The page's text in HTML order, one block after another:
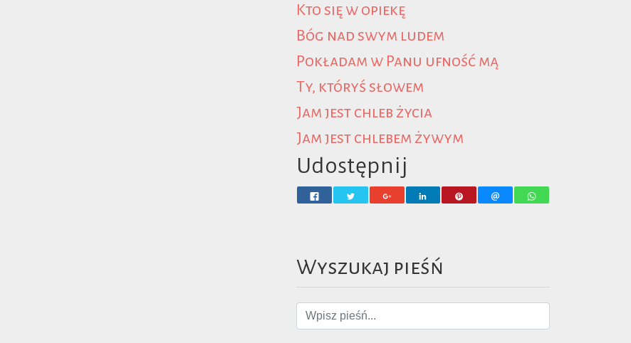
Kto się w opiekę
Bóg nad swym ludem
Pokładam w Panu ufność mą
Ty, któryś słowem
Jam jest chleb życia
Jam jest chlebem żywym
Udostępnij
Wyszukaj pieśń